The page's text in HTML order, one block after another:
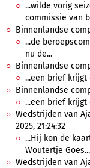
...wilde vorig
commissie van
Binnenlandse
...de
nu de...
Binnenlandse
...een brief krijgt
Binnenlandse
...een brief krijgt
Wedstrijden van
2025, 21:24:32
...Hij kon de
Woutertje Goes...
Wedstrijden van